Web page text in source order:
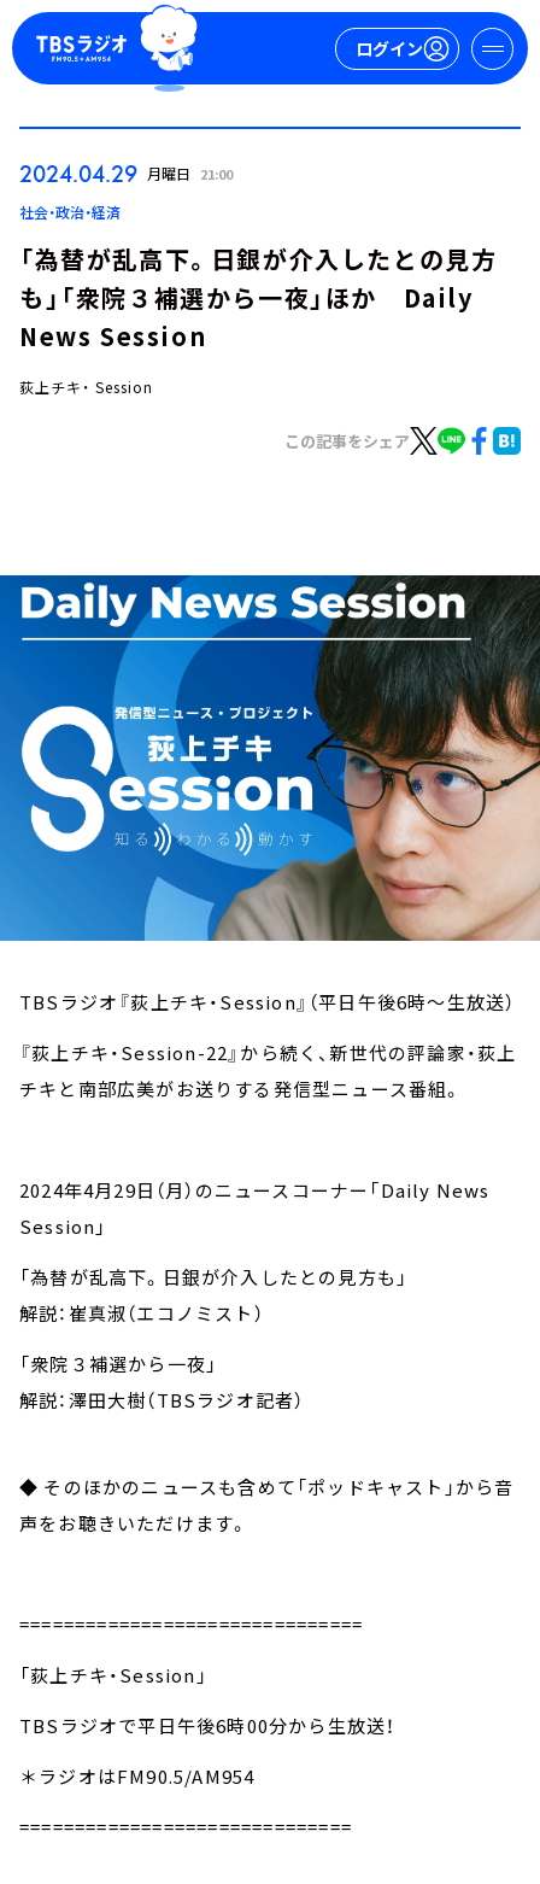
ログイン
イベント・グッズ
YouTube
会社情報
2024.04.29 月曜日 21:00
社会・政治・経済
「為替が乱高下。日銀が介入したとの見方
も」「衆院３補選から一夜」ほか Daily
News Session
荻上チキ・ Session
この記事をシェア
TBSラジオ『荻上チキ・Session』（平日午後6時～生放送）
『荻上チキ・Session-22』から続く、新世代の評論家・荻上
チキと南部広美がお送りする発信型ニュース番組。
2024年4月29日（月）のニュースコーナー「Daily News
Session」
「為替が乱高下。日銀が介入したとの見方も」
解説：崔真淑（エコノミスト）
「衆院３補選から一夜」
解説：澤田大樹（TBSラジオ記者）
◆ そのほかのニュースも含めて「ポッドキャスト」から音
声をお聴きいただけます。
===============================
「荻上チキ・Session」
TBSラジオで平日午後6時00分から生放送！
＊ラジオはFM90.5/AM954
==============================